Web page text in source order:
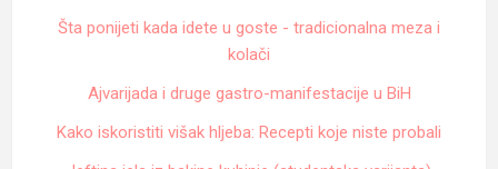
Šta ponijeti kada idete u goste - tradicionalna meza i
kolači
Ajvarijada i druge gastro-manifestacije u BiH
Kako iskoristiti višak hljeba: Recepti koje niste probali